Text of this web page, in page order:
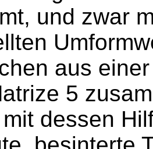
und zwar
aus
5
dessen